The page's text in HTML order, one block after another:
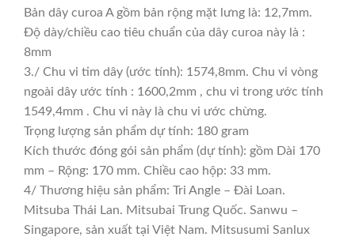
Bản dây curoa A gồm bản rộng mặt lưng là: 12,7mm.
Độ dày/chiều cao tiêu chuẩn của dây curoa này là :
8mm
3./ Chu vi tim dây (ước tính): 1574,8mm. Chu vi vòng
ngoài dây ước tính : 1600,2mm , chu vi trong ước tính
1549,4mm . Chu vi này là chu vi ước chừng.
Trọng lượng sản phẩm dự tính: 180 gram
Kích thước đóng gói sản phẩm (dự tính): gồm Dài 170
mm – Rộng: 170 mm. Chiều cao hộp: 33 mm.
4/ Thương hiệu sản phẩm: Tri Angle – Đài Loan.
Mitsuba Thái Lan. Mitsubai Trung Quốc. Sanwu –
Singapore, sản xuất tại Việt Nam. Mitsusumi Sanlux